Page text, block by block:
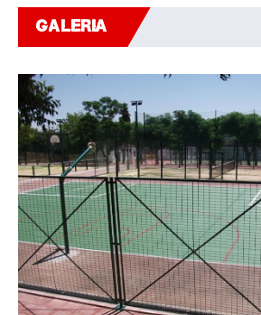
GALERIA